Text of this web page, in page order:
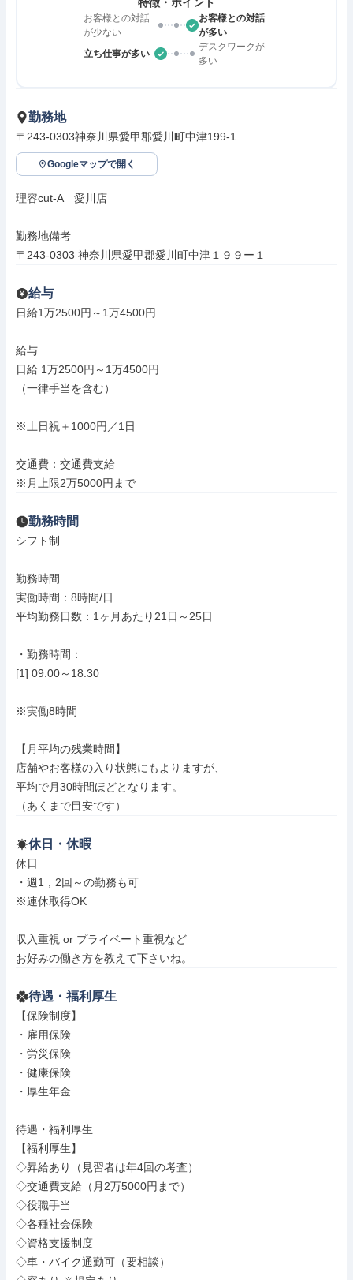
お客様との対話
が少ない
お客様との対話
が多い
立ち仕事が多い
デスクワークが
多い
勤務地
〒243-0303神奈川県愛甲郡愛川町中津199-1
Googleマップで開く
理容cut-A　愛川店
勤務地備考
〒243-0303 神奈川県愛甲郡愛川町中津１９９ー１
給与
日給1万2500円～1万4500円
給与
日給 1万2500円～1万4500円
（一律手当を含む）
※土日祝＋1000円／1日
交通費：交通費支給
※月上限2万5000円まで
勤務時間
シフト制
勤務時間
実働時間：8時間/日
平均勤務日数：1ヶ月あたり21日～25日
・勤務時間：
[1] 09:00～18:30
※実働8時間
【月平均の残業時間】
店舗やお客様の入り状態にもよりますが、
平均で月30時間ほどとなります。
（あくまで目安です）
休日・休暇
休日
・週1，2回～の勤務も可
※連休取得OK
収入重視 or プライベート重視など
お好みの働き方を教えて下さいね。
待遇・福利厚生
【保険制度】
・雇用保険
・労災保険
・健康保険
・厚生年金
待遇・福利厚生
【福利厚生】
◇昇給あり（見習者は年4回の考査）
◇交通費支給（月2万5000円まで）
◇役職手当
◇各種社会保険
◇資格支援制度
◇車・バイク通勤可（要相談）